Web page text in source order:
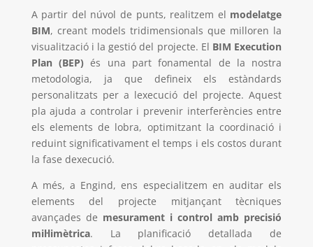
A partir del núvol de punts, realitzem el modelatge
BIM, creant models tridimensionals que milloren la
visualització i la gestió del projecte. El BIM Execution
Plan (BEP) és una part fonamental de la nostra
metodologia, ja que defineix els estàndards
personalitzats per a lexecució del projecte. Aquest
pla ajuda a controlar i prevenir interferències entre
els elements de lobra, optimitzant la coordinació i
reduint significativament el temps i els costos durant
la fase dexecució.
A més, a Engind, ens especialitzem en auditar els
elements del projecte mitjançant tècniques
avançades de mesurament i control amb precisió
mil·limètrica. La planificació detallada de